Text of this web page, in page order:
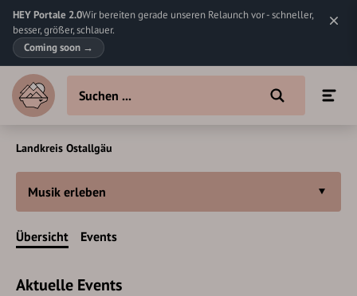
HEY Portale 2.0Wir bereiten gerade unseren Relaunch vor - schneller,
besser, größer, schlauer.
Coming soon →
Landkreis Ostallgäu
Musik erleben
Übersicht Events
Aktuelle Events